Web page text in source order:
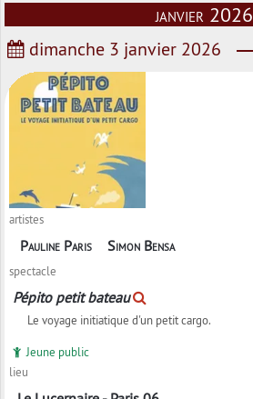
janvier 2026
dimanche 3 janvier 2026
artistes
Pauline Paris Simon Bensa
spectacle
Pépito petit bateau
Le voyage initiatique d'un petit cargo.
Jeune public
lieu